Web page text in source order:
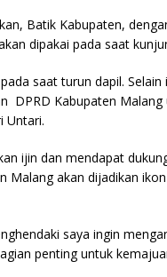
Batik Kabupaten,
dipakai pada saat
saat turun dapil.
DPRD Kabupaten
Untari.
ijin dan mendapat
Malang akan dijadikan
saya ingin
penting untuk